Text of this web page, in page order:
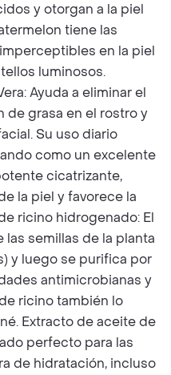
y otorgan a la piel
tiene las
en la piel
luminosos.
Ayuda a eliminar el
de grasa en el rostro y
Su uso diario
como un excelente
cicatrizante,
la piel y favorece la
ricino hidrogenado: El
semillas de la planta
y luego se purifica por
antimicrobianas y
ricino también lo
Extracto de aceite de
perfecto para las
de hidratación, incluso